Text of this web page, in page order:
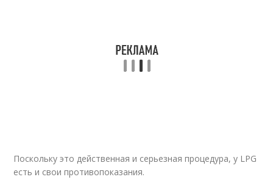
Поскольку это действенная и серьезная процедура, у LPG
есть и свои противопоказания.